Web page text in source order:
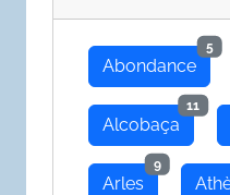
Abondance
5
Alcobaça
11
Arles
9